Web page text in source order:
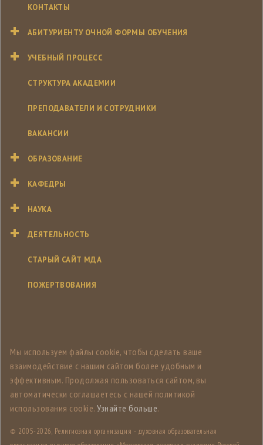
КОНТАКТЫ
АБИТУРИЕНТУ ОЧНОЙ ФОРМЫ ОБУЧЕНИЯ
УЧЕБНЫЙ ПРОЦЕСС
СТРУКТУРА АКАДЕМИИ
ПРЕПОДАВАТЕЛИ И СОТРУДНИКИ
ВАКАНСИИ
ОБРАЗОВАНИЕ
КАФЕДРЫ
НАУКА
ДЕЯТЕЛЬНОСТЬ
СТАРЫЙ САЙТ МДА
ПОЖЕРТВОВАНИЯ
Мы используем файлы cookie, чтобы сделать ваше
взаимодействие с нашим сайтом более удобным и
эффективным. Продолжая пользоваться сайтом, вы
автоматически соглашаетесь с нашей политикой
использования cookie. Узнайте больше.
© 2005-2026, Религиозная организация - духовная образовательная